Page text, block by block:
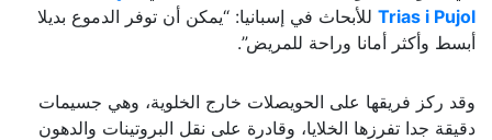
Trias i Pujol للأبحاث في إسبانيا: “يمكن أن توفر الدموع بديلا
أبسط وأكثر أمانا وراحة للمريض”.
وقد ركز فريقها على الحويصلات خارج الخلوية، وهي جسيمات
دقيقة جدا تفرزها الخلايا، وقادرة على نقل البروتينات والدهون